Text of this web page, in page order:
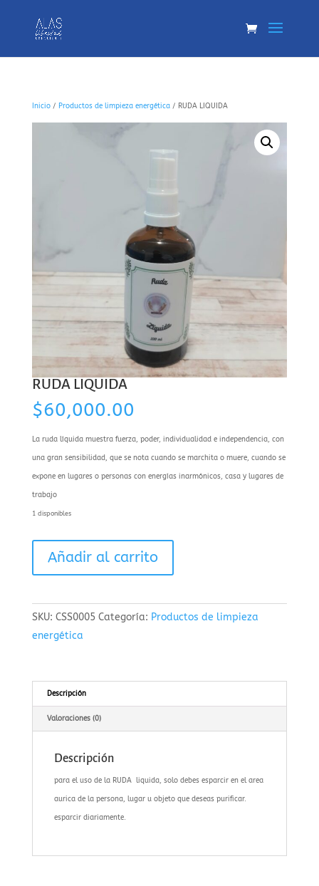
Inicio/ Productos de limpieza energética/ RUDA LIQUIDA
RUDA LIQUIDA
$60,000.00
La ruda líquida muestra fuerza, poder, individualidad e independencia, con
una gran sensibilidad, que se nota cuando se marchita o muere, cuando se
expone en lugares o personas con energías inarmónicos, casa y lugares de
trabajo
1 disponibles
Añadir al carrito
SKU: CSS0005 Categoría: Productos de limpieza
energética
Descripción
Valoraciones (0)
Descripción
para el uso de la RUDA liquida, solo debes esparcir en el area
aurica de la persona, lugar u objeto que deseas purificar.
esparcir diariamente.